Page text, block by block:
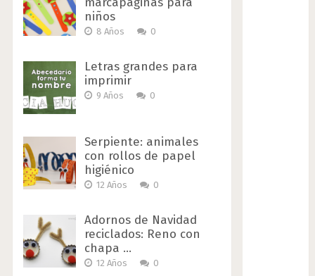
niños
8 Años 0
Letras grandes para
imprimir
9 Años 0
Serpiente: animales
con rollos de papel
higiénico
12 Años 0
Adornos de Navidad
reciclados: Reno con
chapa …
12 Años 0